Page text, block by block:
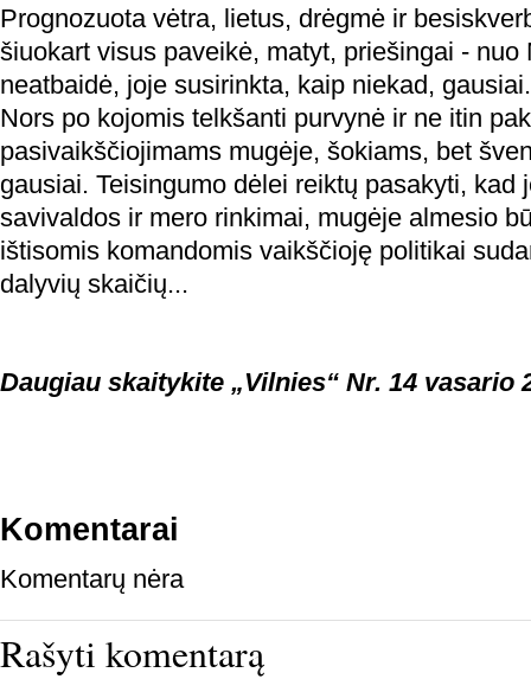
Prognozuota vėtra, lietus, drėgmė ir
šiuokart visus paveikė, matyt, priešingai - nuo
neatbaidė, joje susirinkta, kaip niekad,
Nors po kojomis telkšanti purvynė ir ne itin
pasivaikščiojimams mugėje, šokiams, bet
gausiai. Teisingumo dėlei reiktų pasakyti, kad
savivaldos ir mero rinkimai, mugėje almesio
ištisomis komandomis vaikščioję politikai
dalyvių skaičių...
Daugiau skaitykite „Vilnies“ Nr. 14 vasario
Komentarai
Komentarų nėra
Rašyti komentarą